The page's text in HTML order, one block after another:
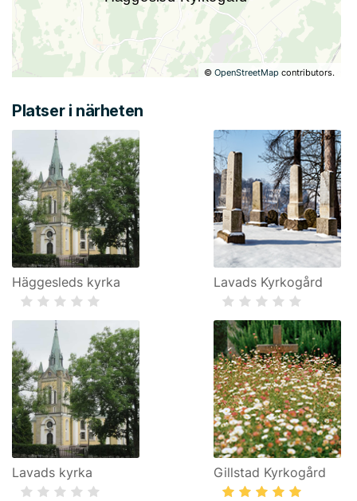
©OpenStreetMap contributors.
Platser i närheten
Häggesleds kyrka Lavads Kyrkogård
Lavads kyrka Gillstad Kyrkogård